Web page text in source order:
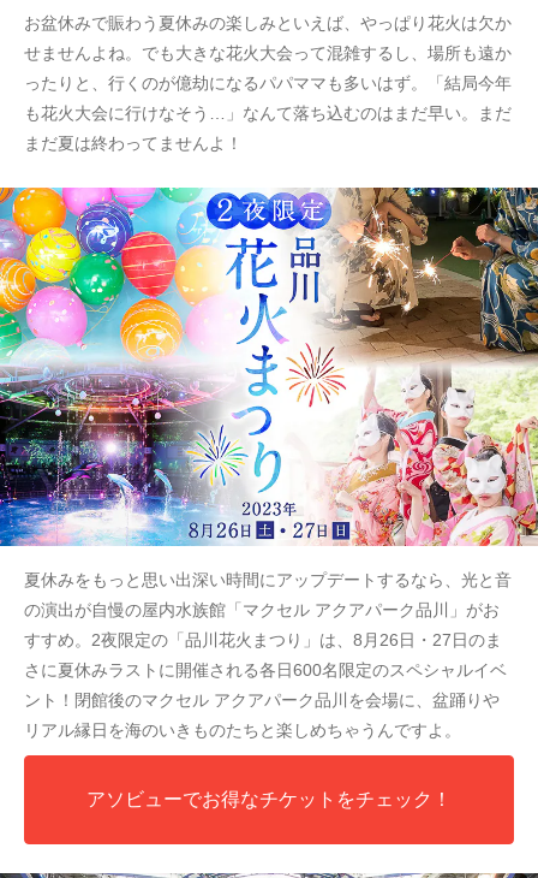
お盆休みで賑わう夏休みの楽しみといえば、やっぱり花火は欠か
せませんよね。でも大きな花火大会って混雑するし、場所も遠か
ったりと、行くのが億劫になるパパママも多いはず。「結局今年
も花火大会に行けなそう…」なんて落ち込むのはまだ早い。まだ
まだ夏は終わってませんよ！
夏休みをもっと思い出深い時間にアップデートするなら、光と音
の演出が自慢の屋内水族館「マクセル アクアパーク品川」がお
すすめ。2夜限定の「品川花火まつり」は、8月26日・27日のま
さに夏休みラストに開催される各日600名限定のスペシャルイベ
ント！閉館後のマクセル アクアパーク品川を会場に、盆踊りや
リアル縁日を海のいきものたちと楽しめちゃうんですよ。
アソビューでお得なチケットをチェック！